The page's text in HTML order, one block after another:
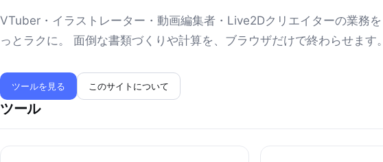
VTuber・イラストレーター・動画編集者・Live2Dクリエイターの業務を
っとラクに。 面倒な書類づくりや計算を、ブラウザだけで終わらせます。
ツールを見る このサイトについて
ツール